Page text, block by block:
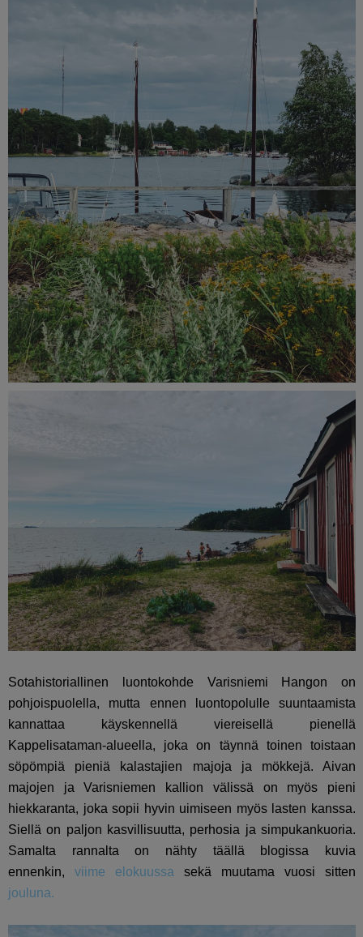
Sotahistoriallinen luontokohde Varisniemi Hangon on
pohjoispuolella, mutta ennen luontopolulle suuntaamista
kannattaa käyskennellä viereisellä pienellä
Kappelisataman-alueella, joka on täynnä toinen toistaan
söpömpiä pieniä kalastajien majoja ja mökkejä. Aivan
majojen ja Varisniemen kallion välissä on myös pieni
hiekkaranta, joka sopii hyvin uimiseen myös lasten kanssa.
Siellä on paljon kasvillisuutta, perhosia ja simpukankuoria.
Samalta rannalta on nähty täällä blogissa kuvia
ennenkin,viime elokuussa sekä muutama vuosi sitten
jouluna.